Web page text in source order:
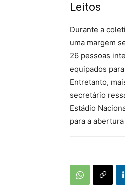
Leitos
Durante a
uma margem
26 pessoas
equipados
Entretanto,
secretário
Estádio
para a